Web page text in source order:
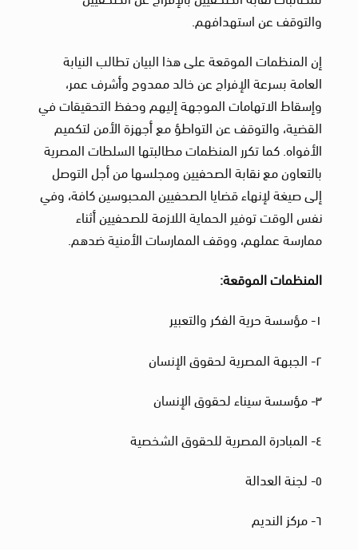
والتوقف عن استهدافهم.
إن المنظمات الموقعة على هذا البيان تطالب النيابة
العامة بسرعة الإفراج عن خالد ممدوح وأشرف عمر،
وإسقاط الاتهامات الموجهة إليهم وحفظ التحقيقات في
القضية، والتوقف عن التواطؤ مع أجهزة الأمن لتكميم
الأفواه. كما تكرر المنظمات مطالبتها السلطات المصرية
بالتعاون مع نقابة الصحفيين ومجلسها من أجل التوصل
إلى صيغة لإنهاء قضايا الصحفيين المحبوسين كافة، وفي
نفس الوقت توفير الحماية اللازمة للصحفيين أثناء
ممارسة عملهم، ووقف الممارسات الأمنية ضدهم.
المنظمات الموقعة:
١- مؤسسة حرية الفكر والتعبير
٢- الجبهة المصرية لحقوق الإنسان
٣- مؤسسة سيناء لحقوق الإنسان
٤- المبادرة المصرية للحقوق الشخصية
٥- لجنة العدالة
٦- مركز النديم